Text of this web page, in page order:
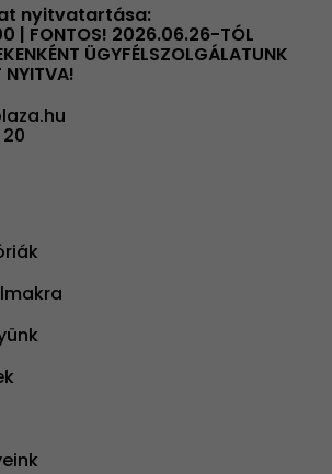
nyitvatartása:
| FONTOS! 2026.06.26-TÓL
ÜGYFÉLSZOLGÁLATUNK
NYITVA!